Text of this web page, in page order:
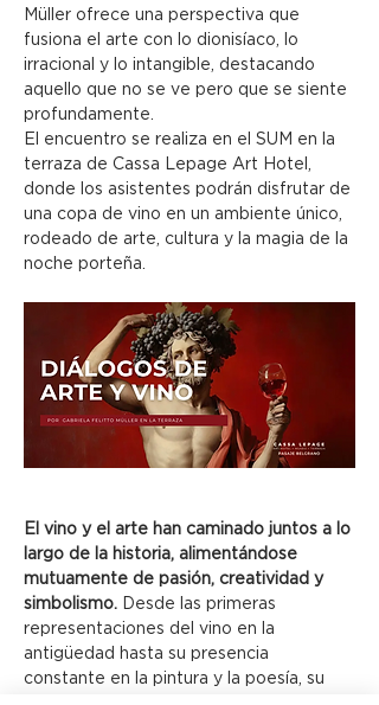
Müller ofrece una perspectiva que
fusiona el arte con lo dionisíaco, lo
irracional y lo intangible, destacando
aquello que no se ve pero que se siente
profundamente.
El encuentro se realiza en el SUM en la
terraza de Cassa Lepage Art Hotel,
donde los asistentes podrán disfrutar de
una copa de vino en un ambiente único,
rodeado de arte, cultura y la magia de la
noche porteña.
El vino y el arte han caminado juntos a lo
largo de la historia, alimentándose
mutuamente de pasión, creatividad y
simbolismo. Desde las primeras
representaciones del vino en la
antigüedad hasta su presencia
constante en la pintura y la poesía, su